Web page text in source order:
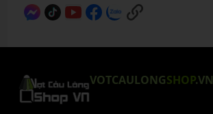
VOTCAULONGSHOP.VN